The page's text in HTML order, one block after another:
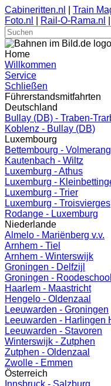
Cabineritten.nl Train
Foto.nl
Rail-O-Rama.nl
Home
Willkommen
Service
Schließen
Führerstandsmitfahrten
Deutschland
Bullay (DB) - Traben-
Koblenz - Bullay (DB)
Luxembourg
Bettembourg -
Kautenbach - Wiltz
Luxemburg - Athus
Luxemburg -
Luxemburg - Trier
Luxemburg - Troisvierges
Rodange - Luxemburg
Niederlande
Almelo - Mariënberg v.v.
Arnhem - Tiel
Arnhem - Winterswijk
Groningen - Delfzijl
Groningen - Roodeschool
Haarlem - Maastricht
Hengelo - Oldenzaal
Leeuwarden - Groningen
Leeuwarden - Harlingen
Leeuwarden - Stavoren
Winterswijk - Zutphen
Zutphen - Oldenzaal
Zwolle - Emmen
Österreich
Innsbruck - Salzburg